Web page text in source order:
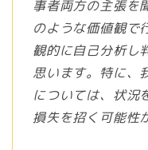
事者両方の主張を
のような価値観で
観的に自己分析し
思います。特に、
については、状況
損失を招く可能性